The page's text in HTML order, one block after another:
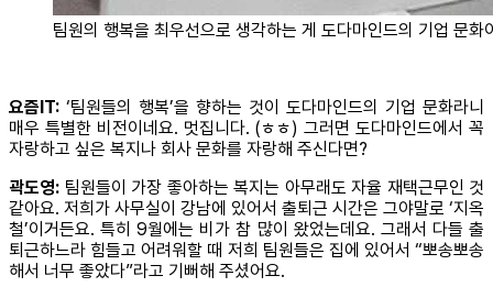
팀원의 행복을 최우선으로 생각하는 게 도다마인드의 기업 문화
요즘IT: ‘팀원들의 행복’을 향하는 것이 도다마인드의 기업 문화라니
매우 특별한 비전이네요. 멋집니다. (ㅎㅎ) 그러면 도다마인드에서 꼭
자랑하고 싶은 복지나 회사 문화를 자랑해 주신다면?
곽도영: 팀원들이 가장 좋아하는 복지는 아무래도 자율 재택근무인 것
같아요. 저희가 사무실이 강남에 있어서 출퇴근 시간은 그야말로 ‘지옥
철’이거든요. 특히 9월에는 비가 참 많이 왔었는데요. 그래서 다들 출
퇴근하느라 힘들고 어려워할 때 저희 팀원들은 집에 있어서 “뽀송뽀송
해서 너무 좋았다”라고 기뻐해 주셨어요.